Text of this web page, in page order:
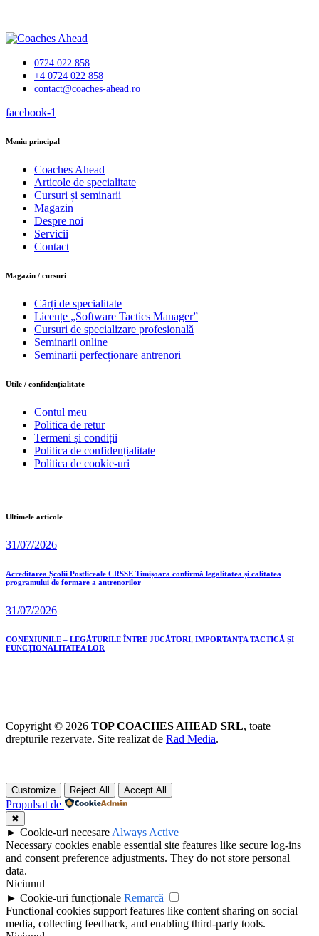
0724 022 858
+4 0724 022 858
contact@coaches-ahead.ro
facebook-1
Meniu principal
Coaches Ahead
Articole de specialitate
Cursuri și seminarii
Magazin
Despre noi
Servicii
Contact
Magazin / cursuri
Cărți de specialitate
Licențe „Software Tactics Manager”
Cursuri de specializare profesională
Seminarii online
Seminarii perfecționare antrenori
Utile / confidențialitate
Contul meu
Politica de retur
Termeni și condiții
Politica de confidențialitate
Politica de cookie-uri
Ultimele articole
31/07/2026
Acreditarea Școlii Postliceale CRSSE Timișoara confirmă legalitatea și calitatea
programului de formare a antrenorilor
31/07/2026
CONEXIUNILE – LEGĂTURILE ÎNTRE JUCĂTORI, IMPORTANȚA TACTICĂ ȘI
FUNCȚIONALITATEA LOR
Copyright © 2026 TOP COACHES AHEAD SRL, toate
drepturile rezervate. Site realizat de Rad Media.
Customize Reject All Accept All
Propulsat de
✖
► Cookie-uri necesare Always Active
Necessary cookies enable essential site features like secure log-ins
and consent preference adjustments. They do not store personal
data.
Niciunul
► Cookie-uri funcționale Remarcă
Functional cookies support features like content sharing on social
media, collecting feedback, and enabling third-party tools.